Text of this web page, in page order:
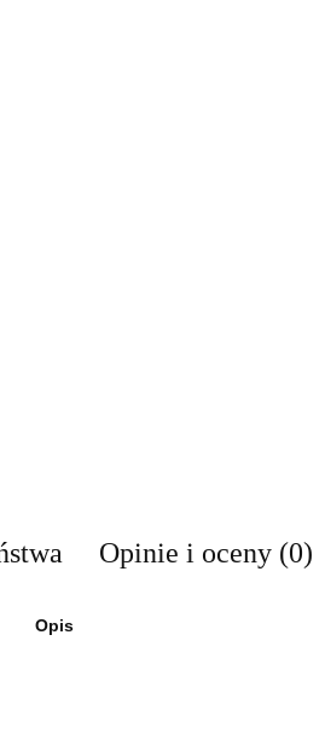
Opinie i oceny (0)
Opis